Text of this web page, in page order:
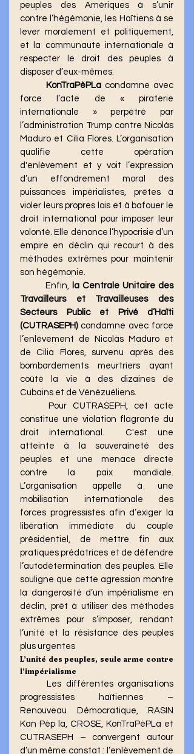
peuples des Amériques à s’unir
contre l’hégémonie, les Haïtiens à se
lever moralement et politiquement,
et la communauté internationale à
respecter le droit des peuples à
disposer d’eux-mêmes.
KonTraPèPLa condamne avec
force l’acte de « piraterie
internationale » perpétré par
l’administration Trump contre Nicolás
Maduro et Cilia Flores. L’organisation
qualifie cette opération
d'enlèvement et y voit l’expression
d’un effondrement moral des
puissances impérialistes, prêtes à
violer leurs propres lois et à bafouer le
droit international pour imposer leur
volonté. Elle dénonce l’hypocrisie d’un
empire en déclin qui recourt à des
méthodes extrêmes pour maintenir
son hégémonie.
	Enfin,
la Centrale Unitaire des
Travailleurs et Travailleuses des
Secteurs Public et Privé d’Haïti
(CUTRASEPH) condamne avec force
l’enlèvement de Nicolás Maduro et
de Cilia Flores, survenu après des
bombardements meurtriers ayant
coûté la vie à des dizaines de
Cubains et de Vénézuéliens.
constitue une violation flagrante du
droit international.  C'est une
atteinte à la souveraineté des
peuples et une menace directe
contre la paix mondiale.
L’organisation appelle à une
mobilisation internationale des
forces progressistes afin d’exiger la
libération immédiate du couple
présidentiel, de mettre fin aux
pratiques prédatrices et de défendre
l’autodétermination des peuples. Elle
souligne que cette agression montre
la dangerosité d’un impérialisme en
déclin, prêt à utiliser des méthodes
extrêmes pour s’imposer, rendant
l’unité et la résistance des peuples
plus urgentes
L’unité des peuples, seule arme contre
l’impérialisme
progressistes haïtiennes –
Renouveau Démocratique, RASIN
Kan Pèp la, CROSE, KonTraPèPLa et
CUTRASEPH – convergent autour
d’un même constat : l’enlèvement de